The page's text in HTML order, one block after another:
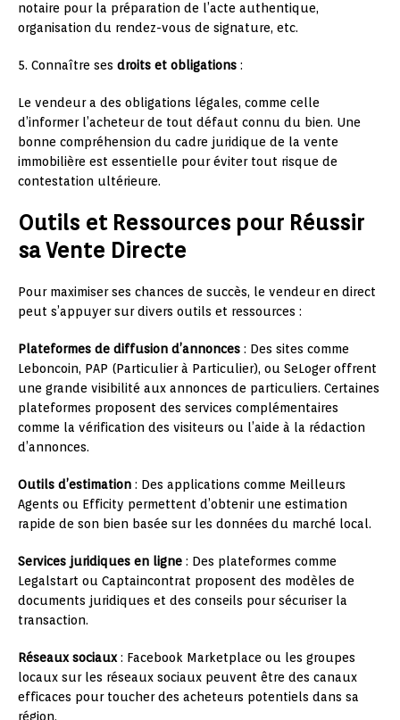
notaire pour la préparation de l’acte authentique,
organisation du rendez-vous de signature, etc.
5. Connaître ses droits et obligations :
Le vendeur a des obligations légales, comme celle
d’informer l’acheteur de tout défaut connu du bien. Une
bonne compréhension du cadre juridique de la vente
immobilière est essentielle pour éviter tout risque de
contestation ultérieure.
Outils et Ressources pour Réussir
sa Vente Directe
Pour maximiser ses chances de succès, le vendeur en direct
peut s’appuyer sur divers outils et ressources :
Plateformes de diffusion d’annonces : Des sites comme
Leboncoin, PAP (Particulier à Particulier), ou SeLoger offrent
une grande visibilité aux annonces de particuliers. Certaines
plateformes proposent des services complémentaires
comme la vérification des visiteurs ou l’aide à la rédaction
d’annonces.
Outils d’estimation : Des applications comme Meilleurs
Agents ou Efficity permettent d’obtenir une estimation
rapide de son bien basée sur les données du marché local.
Services juridiques en ligne : Des plateformes comme
Legalstart ou Captaincontrat proposent des modèles de
documents juridiques et des conseils pour sécuriser la
transaction.
Réseaux sociaux: Facebook Marketplace ou les groupes
locaux sur les réseaux sociaux peuvent être des canaux
efficaces pour toucher des acheteurs potentiels dans sa
région.